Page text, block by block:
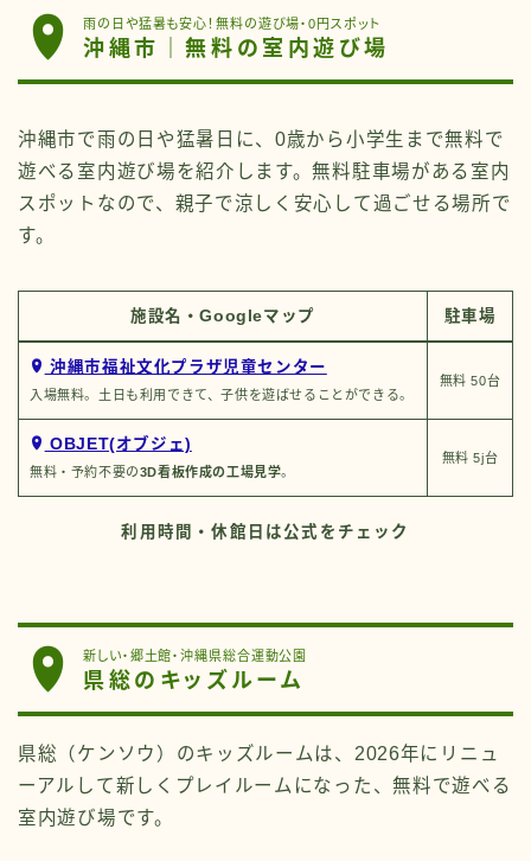
雨の日や猛暑も安心！無料の遊び場・0円スポット
沖縄市｜無料の室内遊び場
沖縄市で雨の日や猛暑日に、0歳から小学生まで無料で
遊べる室内遊び場を紹介します。無料駐車場がある室内
スポットなので、親子で涼しく安心して過ごせる場所で
す。
施設名・Googleマップ 駐車場
沖縄市福祉文化プラザ児童センター
入場無料。土日も利用できて、子供を遊ばせることができる。
無料 50台
OBJET(オブジェ)
無料・予約不要の3D看板作成の工場見学。
無料 5j台
利用時間・休館日は公式をチェック
新しい・郷土館・沖縄県総合運動公園
県総のキッズルーム
県総（ケンソウ）のキッズルームは、2026年にリニュ
ーアルして新しくプレイルームになった、無料で遊べる
室内遊び場です。